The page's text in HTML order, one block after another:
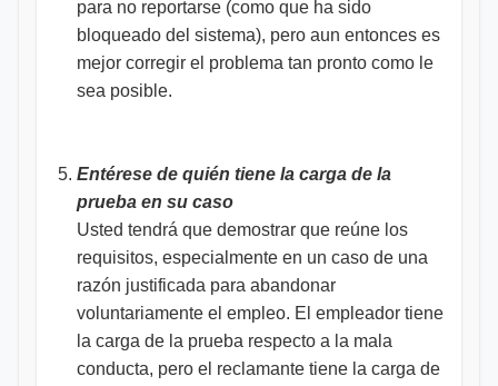
para no reportarse (como que ha sido
bloqueado del sistema), pero aun entonces es
mejor corregir el problema tan pronto como le
sea posible.
Entérese de quién tiene la carga de la
prueba en su caso
Usted tendrá que demostrar que reúne los
requisitos, especialmente en un caso de una
razón justificada para abandonar
voluntariamente el empleo. El empleador tiene
la carga de la prueba respecto a la mala
conducta, pero el reclamante tiene la carga de